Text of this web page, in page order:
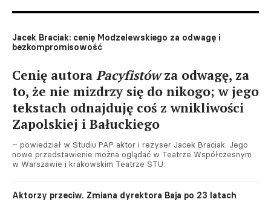
Jacek Braciak: cenię Modzelewskiego za odwagę i
bezkompromisowość
Cenię autora Pacyfistówza odwagę, za
to, że nie mizdrzy się do nikogo; w jego
tekstach odnajduję coś z wnikliwości
Zapolskiej i Bałuckiego
– powiedział w Studiu PAP aktor i reżyser Jacek Braciak. Jego
nowe przedstawienie można oglądać w Teatrze Współczesnym
w Warszawie i krakowskim Teatrze STU.
Aktorzy przeciw. Zmiana dyrektora Baja po 23 latach